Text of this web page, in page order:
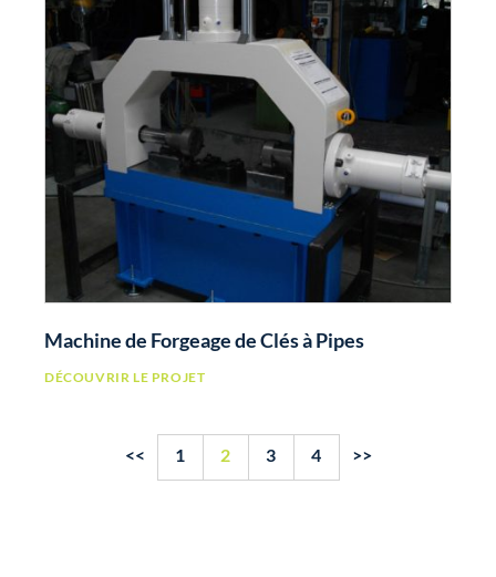
Machine de Forgeage de Clés à Pipes
DÉCOUVRIR LE PROJET
<< 1 2 3 4 >>